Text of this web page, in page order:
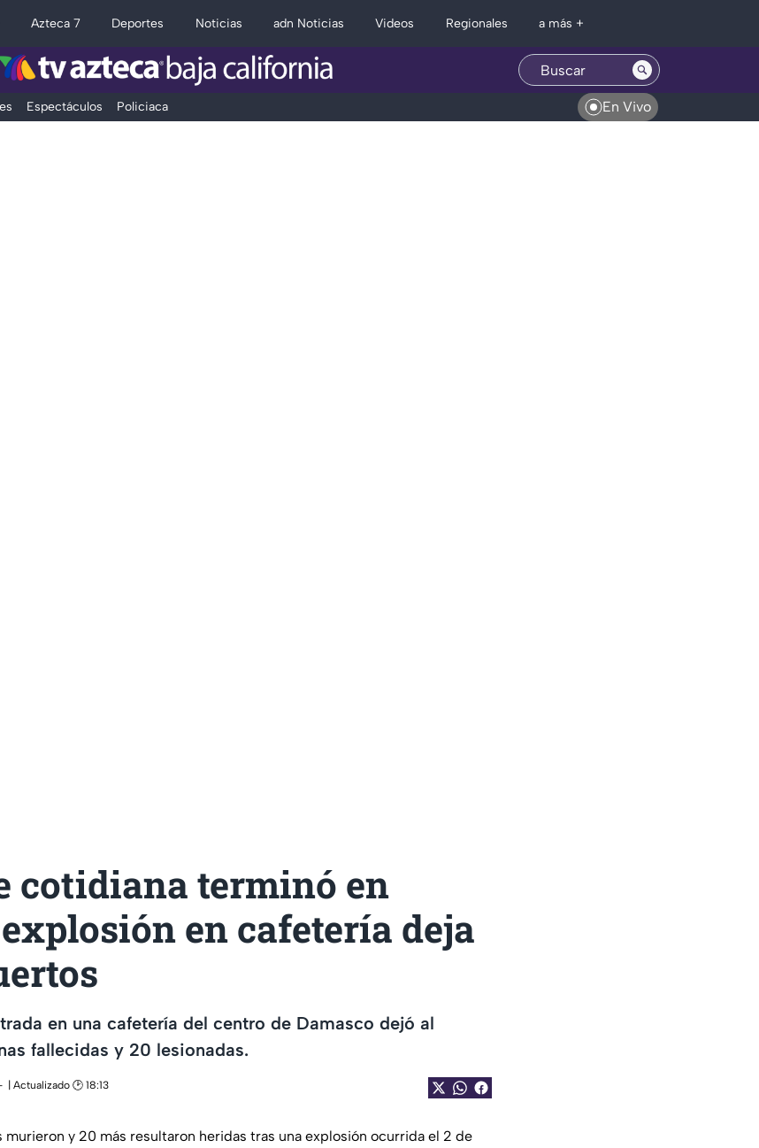
Azteca 7 Deportes Noticias adn Noticias Videos Regionales a más +
Espectáculos Policiaca En Vivo
cotidiana terminó en
en cafetería deja
en una cafetería del centro de Damasco dejó al
fallecidas y 20 lesionadas.
| Actualizado 🕑 18:13
murieron y 20 más resultaron heridas tras una explosión ocurrida el 2 de